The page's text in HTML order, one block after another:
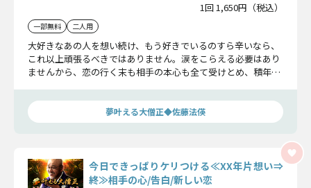
1回 1,650円（税込）
一部無料 二人用
大好きなあの人を想い続け、もう好きでいるのすら辛いなら、
これ以上頑張るべきではありません。涙をこらえる必要はあり
ませんから、恋の行く末も相手の本心も全て受けとめ、積年の
夢叶える大僧正◆佐藤法偀
今日できっぱりケリつける≪XX年片想い⇒
終≫相手の心/告白/新しい恋